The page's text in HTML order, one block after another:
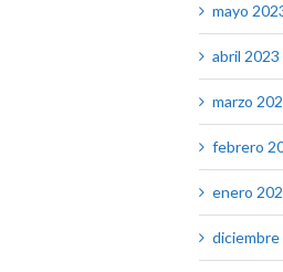
mayo
abril 2023
marzo
febrero
enero
diciembre